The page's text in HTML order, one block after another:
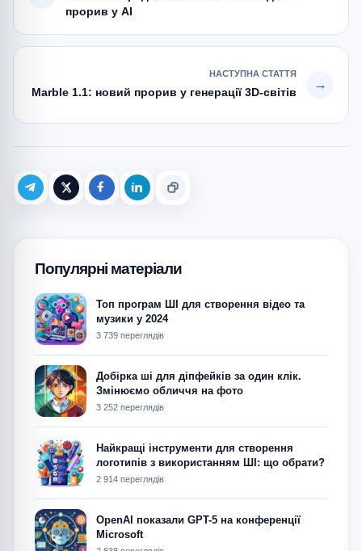
TelegramX (Twitter)FacebookLinkedInКопіювати
прорив у AI
НАСТУПНА СТАТТЯ
Marble 1.1: новий прорив у генерації 3D-світів →
Популярні матеріали
Топ програм ШІ для створення відео та
музики у 2024
3 739 переглядів
Добірка ші для діпфейків за один клік.
Змінюємо обличчя на фото
3 252 переглядів
Найкращі інструменти для створення
логотипів з використанням ШІ: що обрати?
2 914 переглядів
OpenAI показали GPT-5 на конференції
Microsoft